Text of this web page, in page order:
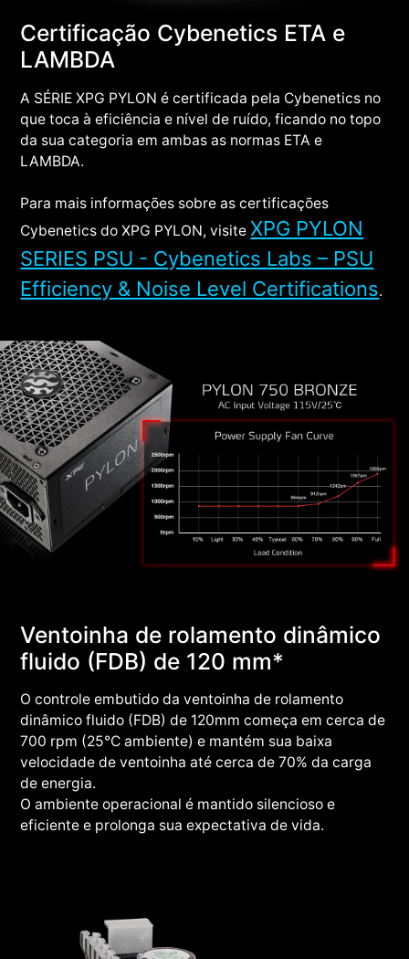
Certificação Cybenetics ETA e
LAMBDA
A SÉRIE XPG PYLON é certificada pela Cybenetics no
que toca à eficiência e nível de ruído, ficando no topo
da sua categoria em ambas as normas ETA e
LAMBDA.
Para mais informações sobre as certificações
Cybenetics do XPG PYLON, visiteXPG PYLON
SERIES PSU - Cybenetics Labs – PSU
Efficiency & Noise Level Certifications.
Ventoinha de rolamento dinâmico
fluido (FDB) de 120 mm*
O controle embutido da ventoinha de rolamento
dinâmico fluido (FDB) de 120mm começa em cerca de
700 rpm (25°C ambiente) e mantém sua baixa
velocidade de ventoinha até cerca de 70% da carga
de energia.
O ambiente operacional é mantido silencioso e
eficiente e prolonga sua expectativa de vida.